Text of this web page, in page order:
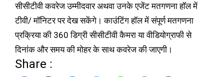
सीसीटीवी कवरेज उम्मीदवार अथवा उनके एजेंट मतगणना हॉल में
टीवी/ मॉनिटर पर देख सकेंगे। काउंटिंग हॉल में संपूर्ण मतगणना
प्रक्रिया की 360 डिग्री सीसीटीवी कैमरा या वीडियोग्राफी से
दिनांक और समय की मोहर के साथ कवरेज की जाएगी।
Share :